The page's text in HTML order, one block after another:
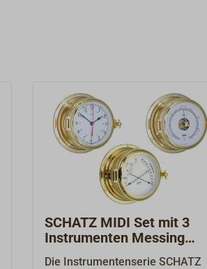
SCHATZ MIDI Set mit 3
Instrumenten Messing
poliert
Die Instrumentenserie SCHATZ